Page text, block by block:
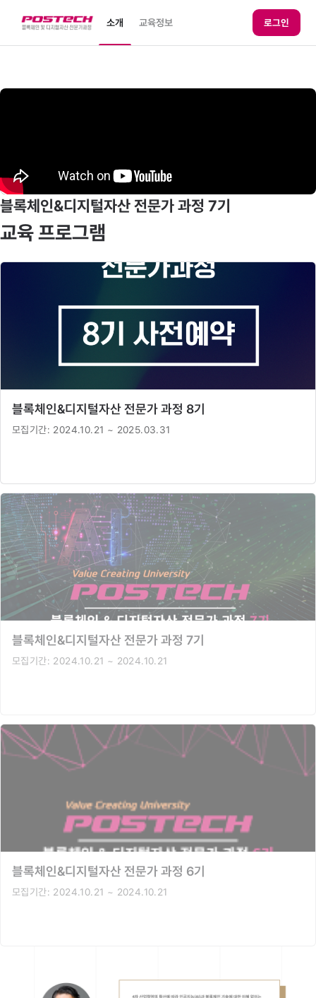
소개 교육정보 로그인
블록체인&디지털자산 전문가 과정 7기
교육 프로그램
블록체인&디지털자산 전문가 과정 8기
모집기간: 2024.10.21 ~ 2025.03.31
블록체인&디지털자산 전문가 과정 7기
모집기간: 2024.10.21 ~ 2024.10.21
블록체인&디지털자산 전문가 과정 6기
모집기간: 2024.10.21 ~ 2024.10.21